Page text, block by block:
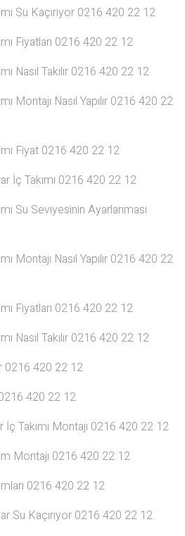
Su Kaçırıyor 0216 420 22 12
Fiyatları 0216 420 22 12
Nasıl Takılır 0216 420 22 12
Montajı Nasıl Yapılır 0216 420 22
Fiyat 0216 420 22 12
İç Takımı 0216 420 22 12
Su Seviyesinin Ayarlanması
Montajı Nasıl Yapılır 0216 420 22
Fiyatları 0216 420 22 12
Nasıl Takılır 0216 420 22 12
0216 420 22 12
420 22 12
Takımı Montajı 0216 420 22 12
Montajı 0216 420 22 12
0216 420 22 12
Su Kaçırıyor 0216 420 22 12